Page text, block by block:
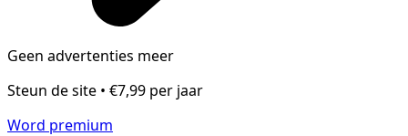
Geen advertenties meer
Steun de site • €7,99 per jaar
Word premium